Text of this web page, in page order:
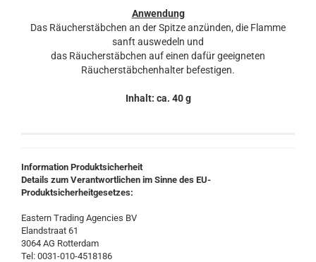
Anwendung
Das Räucherstäbchen an der Spitze anzünden, die Flamme
sanft auswedeln und
das Räucherstäbchen auf einen dafür geeigneten
Räucherstäbchenhalter befestigen.
Inhalt: ca. 40 g
Information Produktsicherheit
Details zum Verantwortlichen im Sinne des EU-
Produktsicherheitgesetzes:
Eastern Trading Agencies BV
Elandstraat 61
3064 AG Rotterdam
Tel: 0031-010-4518186